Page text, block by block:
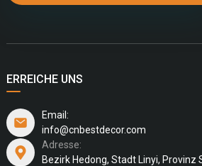
ERREICHE UNS
Email:
info@cnbestdecor.com
Adresse:
Bezirk Hedong, Stadt Linyi, Provinz